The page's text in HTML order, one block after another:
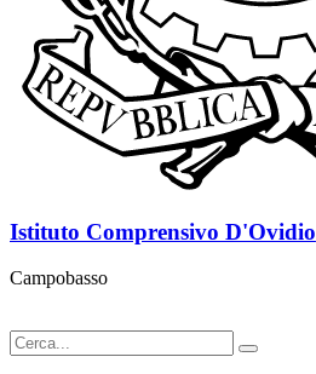
Istituto Comprensivo D'Ovidio
Campobasso